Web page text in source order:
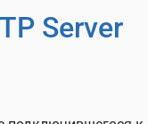
Server